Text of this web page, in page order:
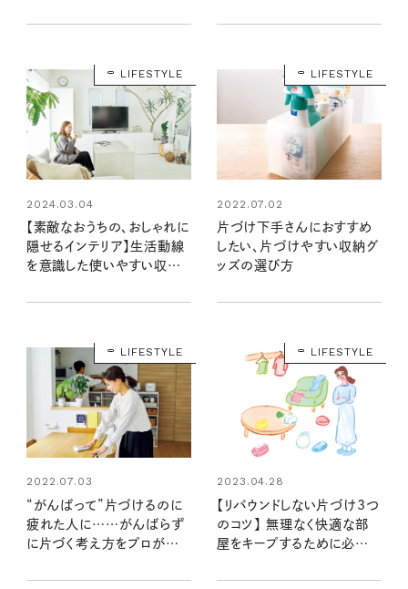
均クイーン渋谷飛鳥の『本当
LIFESTYLE
2024.03.04
【素敵なおうちの、おしゃれに
隠せるインテリア】生活動線
を意識した使いやすい収納
澤茜さん宅
LIFESTYLE
2022.07.02
片づけ下手さんにおすすめ
したい、片づけやすい収納グ
ッズの選び方
LIFESTYLE
2022.07.03
“がんばって”片づけるのに
疲れた人に……がんばらず
に片づく考え方をプロが伝
LIFESTYLE
2023.04.28
【リバウンドしない片づけ3つ
のコツ】 無理なく快適な部
屋をキープするために必要な